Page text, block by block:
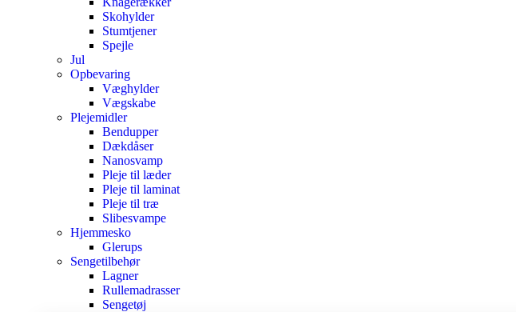
Skohylder
Stumtjener
Spejle
Jul
Opbevaring
Væghylder
Vægskabe
Plejemidler
Bendupper
Dækdåser
Nanosvamp
Pleje til læder
Pleje til laminat
Pleje til træ
Slibesvampe
Hjemmesko
Glerups
Sengetilbehør
Lagner
Rullemadrasser
Sengetøj